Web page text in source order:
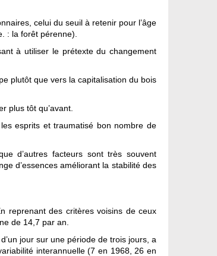
celui du seuil à retenir pour l’âge
: la forêt pérenne).
à utiliser le prétexte du changement
plutôt que vers la capitalisation du bois
plus tôt qu’avant.
esprits et traumatisé bon nombre de
d’autres facteurs sont très souvent
d’essences améliorant la stabilité des
reprenant des critères voisins de ceux
de 14,7 par an.
jour sur une période de trois jours, a
interannuelle (7 en 1968, 26 en